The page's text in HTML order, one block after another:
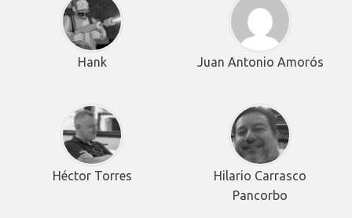
Hank Juan Antonio Amorós
Héctor Torres
Hilario Carrasco
Pancorbo